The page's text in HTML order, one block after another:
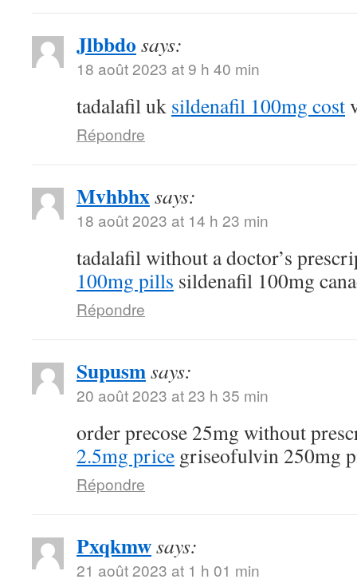
Jlbbdo says:
18 août 2023 at 9 h 40 min
tadalafil uk sildenafil 100mg cost
Répondre
Mvhbhxsays:
18 août 2023 at 14 h 23 min
tadalafil without a doctor’s
100mg pills sildenafil 100mg
Répondre
Supusmsays:
20 août 2023 at 23 h 35 min
order precose 25mg without
2.5mg price griseofulvin 250mg
Répondre
Pxqkmwsays:
21 août 2023 at 1 h 01 min